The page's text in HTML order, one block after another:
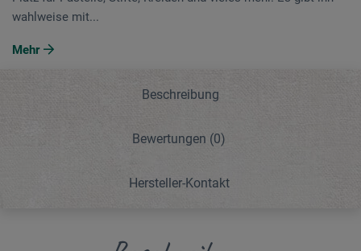
wahlweise mit...
Mehr
Beschreibung
Bewertungen (0)
Hersteller-Kontakt